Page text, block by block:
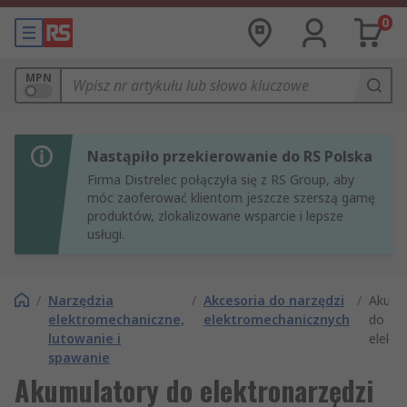
0
MPN
Nastąpiło przekierowanie do RS Polska
Firma Distrelec połączyła się z RS Group, aby
móc zaoferować klientom jeszcze szerszą gamę
produktów, zlokalizowane wsparcie i lepsze
usługi.
/ Narzędzia
elektromechaniczne,
lutowanie i
spawanie
/ Akcesoria do narzędzi
elektromechanicznych
/
do
Akumulatory do elektronarzędzi